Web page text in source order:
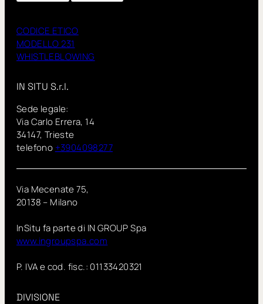
CODICE ETICO
MODELLO 231
WHISTLEBLOWING
IN SITU S.r.l.
Sede legale:
Via Carlo Errera, 14
34147, Trieste
telefono +3904098277
Via Mecenate 75,
20138 – Milano
InSitu fa parte di IN GROUP Spa
www.ingroupspa.com
P. IVA e cod. fisc.: 01133420321
DIVISIONE